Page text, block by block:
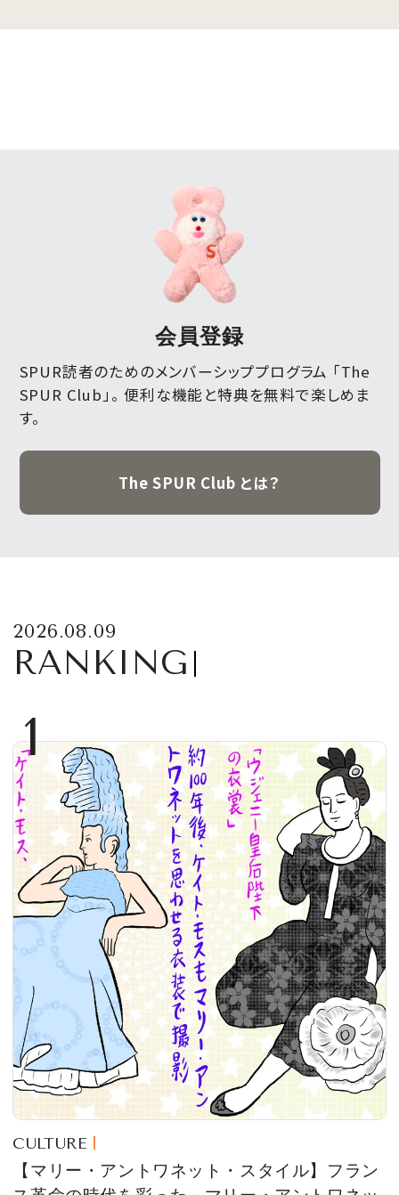
会員登録
SPUR読者のためのメンバーシッププログラム 「The
SPUR Club」。 便利な機能と特典を無料で楽しめま
す。
The SPUR Club とは？
2026.08.09
RANKING
1
CULTURE
【マリー・アントワネット・スタイル】フラン